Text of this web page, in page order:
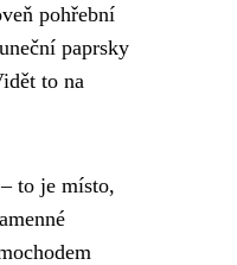
pohřební
paprsky
to na
to je místo,